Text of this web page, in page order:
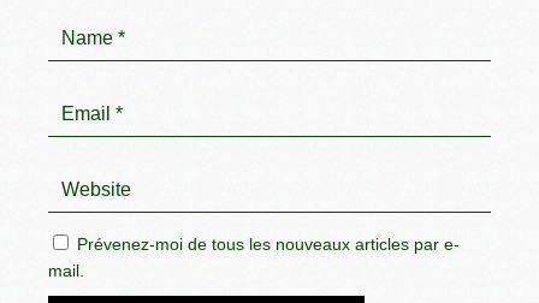
Prévenez-moi de tous les nouveaux articles par e-
mail.